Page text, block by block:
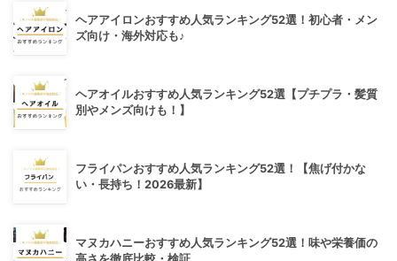
ヘアアイロンおすすめ人気ランキング52選！初心者・メン
ズ向け・海外対応も♪
ヘアオイルおすすめ人気ランキング52選【プチプラ・髪質
別やメンズ向けも！】
フライパンおすすめ人気ランキング52選！【焦げ付かな
い・長持ち！2026最新】
マヌカハニーおすすめ人気ランキング52選！味や栄養価の